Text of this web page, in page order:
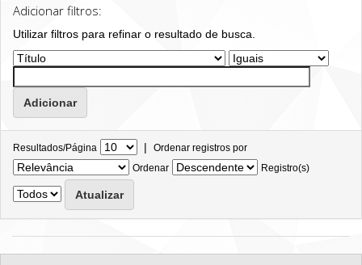
Adicionar filtros:
Utilizar filtros para refinar o resultado de busca.
Resultados/Página | Ordenar registros por
Ordenar
Registro(s)